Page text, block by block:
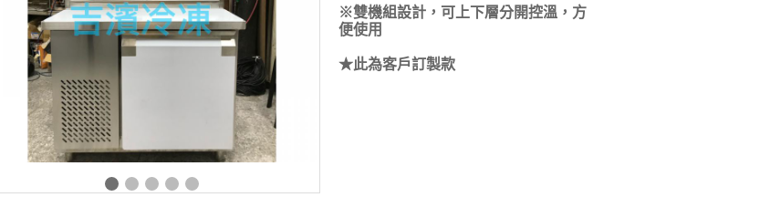
※雙機組設計，可上下層分開控溫，方
便使用
★此為客戶訂製款